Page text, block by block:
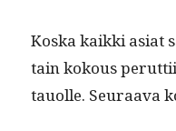
Kos­ka kaik­ki asi­at
tain kok­ous
tauolle. Seu­raa­va